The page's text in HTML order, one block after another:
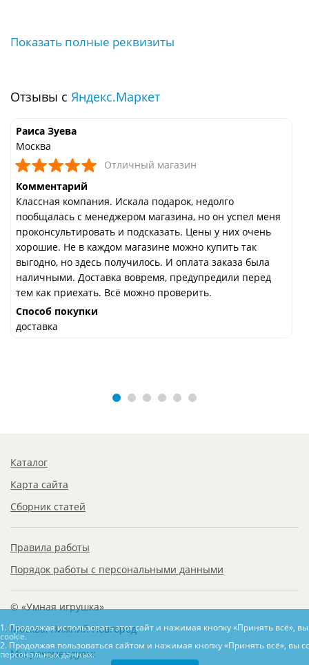
Показать полные реквизиты
Отзывы с Яндекс.Маркет
Раиса Зуева
Москва
Отличный магазин
Комментарий
Классная компания. Искала подарок, недолго
пообщалась с менеджером магазина, но он успел меня
проконсультировать и подсказать. Цены у них очень
хорошие. Не в каждом магазине можно купить так
выгодно, но здесь получилось. И оплата заказа была
наличными. Доставка вовремя, предупредили перед
тем как приехать. Всё можно проверить.
Способ покупки
доставка
Каталог
Карта сайта
Сборник статей
Правила работы
Порядок работы с персональными данными
© «Умная игрушка»
Москва, Нижний Новгород
Мы рекомендуем:
1. Продолжая использовать этот сайт и нажимая кнопку «Принять всё»,
cookie.
2. Продолжая пользоваться сайтом и нажимая кнопку «Принять всё», вы
персональных данных.